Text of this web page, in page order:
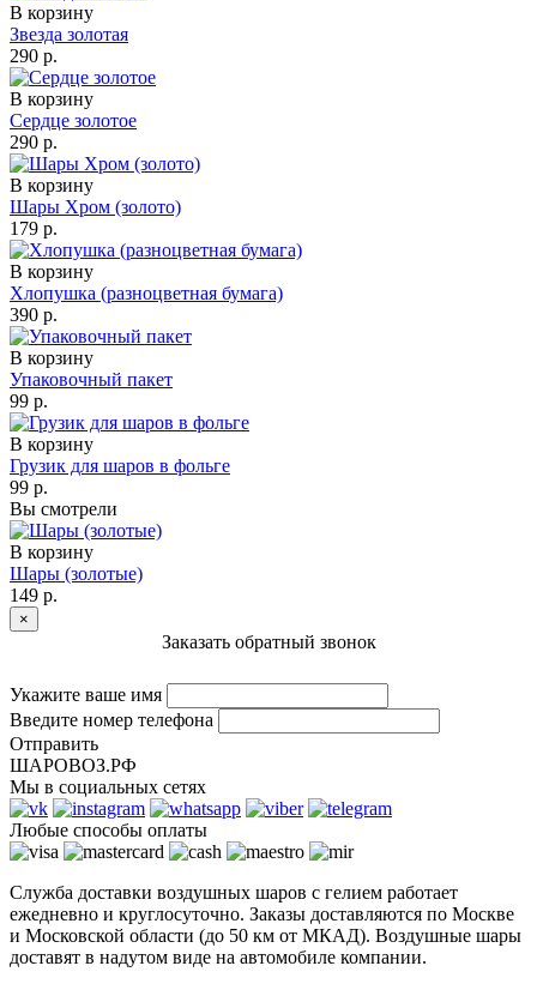
В корзину
Звезда золотая
290 р.
В корзину
Сердце золотое
290 р.
В корзину
Шары Хром (золото)
179 р.
В корзину
Хлопушка (разноцветная бумага)
390 р.
В корзину
Упаковочный пакет
99 р.
В корзину
Грузик для шаров в фольге
99 р.
Вы смотрели
В корзину
Шары (золотые)
149 р.
×
Заказать обратный звонок
Укажите ваше имя
Введите номер телефона
Отправить
ШАРОВОЗ.РФ
Мы в социальных сетях
Любые способы оплаты
Служба доставки воздушных шаров с гелием работает
ежедневно и круглосуточно. Заказы доставляются по Москве
и Московской области (до 50 км от МКАД). Воздушные шары
доставят в надутом виде на автомобиле компании.